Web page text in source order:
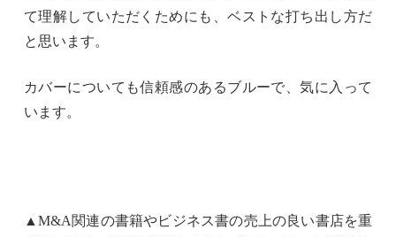
て理解していただくためにも、ベストな打ち出し方だ
と思います。
カバーについても信頼感のあるブルーで、気に入って
います。
▲M&A関連の書籍やビジネス書の売上の良い書店を重